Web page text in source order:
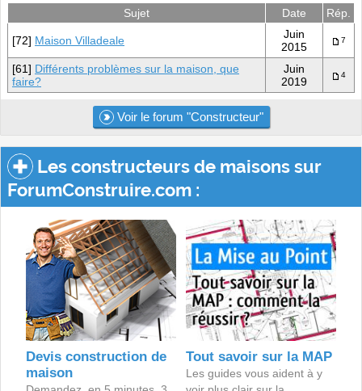
Sujet Date Rép.
[72] Maison Villadeale
Juin
2015
7
[61] Différents problèmes sur la maison, que
faire?
Juin
2019
4
Voir le forum "Constructeur"
Les constructeurs de maisons sur
ForumConstruire.com :
Devis construction de
maison
Tout savoir sur la MAP
Les guides vous aident à y